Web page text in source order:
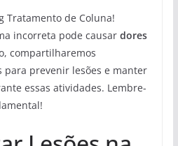
Tratamento de Coluna!
incorreta pode causar dores
compartilharemos
para prevenir lesões e manter
essas atividades. Lembre-